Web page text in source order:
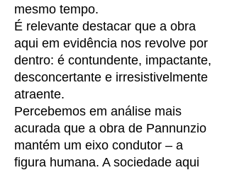
mesmo tempo.
É relevante destacar que a obra
aqui em evidência nos revolve por
dentro: é contundente, impactante,
desconcertante e irresistivelmente
atraente.
Percebemos em análise mais
acurada que a obra de Pannunzio
mantém um eixo condutor – a
figura humana. A sociedade aqui